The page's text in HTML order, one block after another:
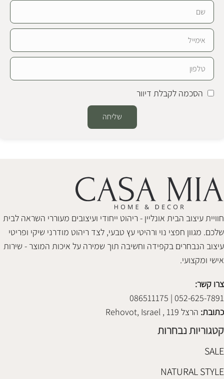
הסכמה לקבלת דיוור
שליחה
חוויית עיצוב הבית אונליין - ריהוט ייחודי ועיצובים מעוררי השראה לבית
שלכם. מגוון חפצי נוי ורהיטי עץ טבעי, לצד ריהוט מודרני שיקי ופריטי
עיצוב הנבחרים בקפידה וחשיבה תוך שמירה על איכות המוצר - שירות
אישי ומקצועי.
צרו קשר:
052-625-7891 | 086511175
כתובת: הרצל 119 , Rehovot, Israel
קטגוריות נבחרות
SALE
NATURAL STYLE